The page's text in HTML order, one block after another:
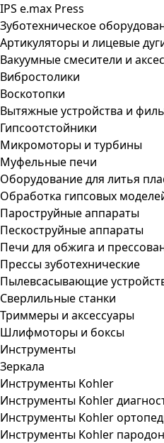
IPS e.max Press
Зуботехническое
Артикуляторы и лицевые
Вакуумные смесители и
Вибростолики
Воскотопки
Вытяжные устройства и
Гипсоотстойники
Микромоторы и турбины
Муфельные печи
Оборудование для литья
Обработка гипсовых
Пароструйные аппараты
Пескоструйные аппараты
Печи для обжига и
Прессы зуботехнические
Пылевсасывающие
Сверлильные станки
Триммеры и аксессуары
Шлифмоторы и боксы
Инструменты
Зеркала
Инструменты Kohler
Инструменты Kohler
Инструменты Kohler
Инструменты Kohler